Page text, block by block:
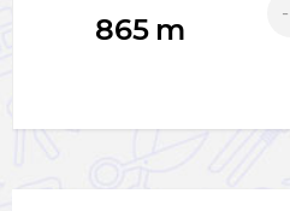
865 m -